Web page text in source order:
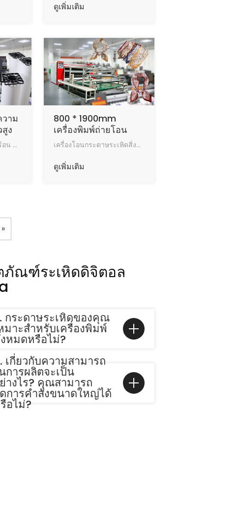
ดูเพิ่มเติม
าม
ง
เครื่องพิมพ์ระเหิดความร้อน CF-3000, พิมพ์มิติ: 1900mm
800 * 1900mm
เครื่องพิมพ์ถ่ายโอน
ความร้อนดิจิตอลม้วน
ร้อน
เครื่องโอนกระดาษระเหิดสิ่งทอความเร็วสูง (JM-800) สำหรับผ้าโพลีเอสเตอร์
ดูเพิ่มเติม
»
ภัณฑ์ระเหิดดิจิตอล
กระดาษระเหิดของคุณ
มาะสำหรับเครื่องพิมพ์
หมดหรือไม่?
เกี่ยวกับความสามารถ
การผลิตจะเป็น
างไร? คุณสามารถ
การคำสั่งขนาดใหญ่ได้
อไม่?